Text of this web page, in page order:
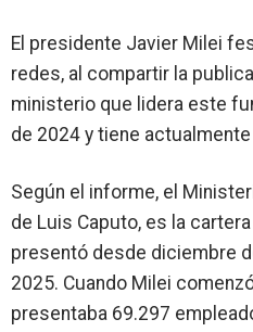
El presidente Javier Milei
redes, al compartir la
ministerio que lidera este
de 2024 y tiene
Según el informe, el
de Luis Caputo, es la
presentó desde diciembre
2025. Cuando Milei
presentaba 69.297